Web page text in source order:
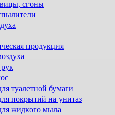
сгоны
продукция
туалетной бумаги
покрытий на унитаз
жидкого мыла